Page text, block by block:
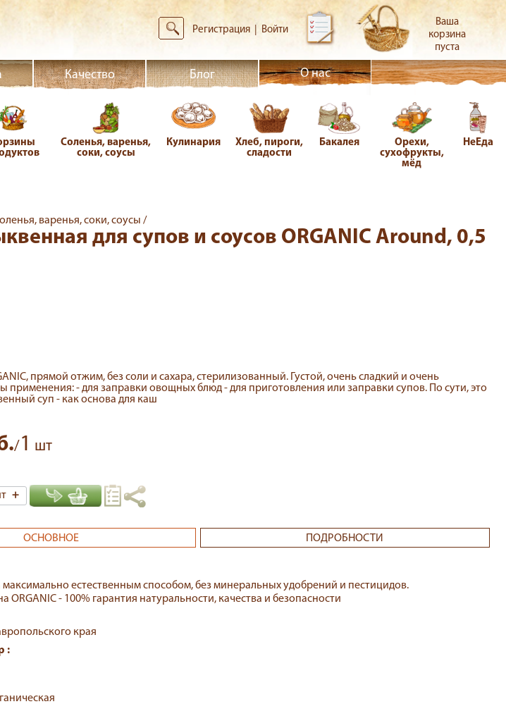
Регистрация Войти
Ваша
корзина
пуста
Качество Блог О нас
Соленья, варенья,
соки, соусы
Кулинария
Хлеб, пироги,
сладости
Бакалея
Орехи,
сухофрукты,
мёд
НеЕда
варенья, соки, соусы /
для супов и соусов ORGANIC Around, 0,5
прямой отжим, без соли и сахара, стерилизованный. Густой, очень сладкий и очень
применения: - для заправки овощных блюд - для приготовления или заправки супов. По сути, это
суп - как основа для каш
/1 шт
+
ОСНОВНОЕ ПОДРОБНОСТИ
естественным способом, без минеральных удобрений и пестицидов.
ORGANIC - 100% гарантия натуральности, качества и безопасности
края
: